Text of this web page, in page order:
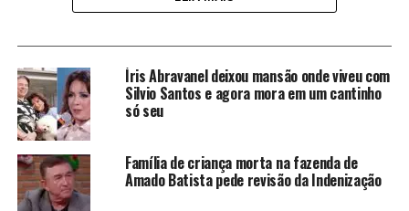
Íris Abravanel deixou mansão onde viveu com
Silvio Santos e agora mora em um cantinho
só seu
Família de criança morta na fazenda de
Amado Batista pede revisão da Indenização